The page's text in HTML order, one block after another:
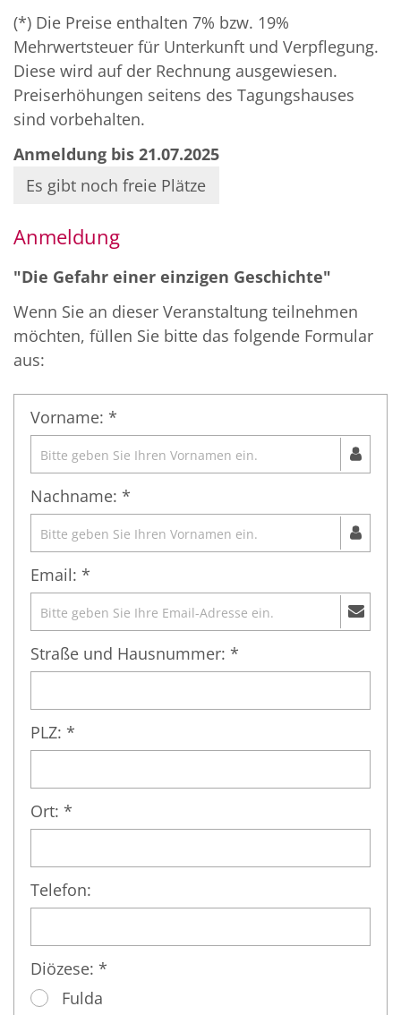
(*) Die Preise enthalten 7% bzw. 19%
Mehrwertsteuer für Unterkunft und Verpflegung.
Diese wird auf der Rechnung ausgewiesen.
Preiserhöhungen seitens des Tagungshauses
sind vorbehalten.
Anmeldung bis 21.07.2025
Es gibt noch freie Plätze
Anmeldung
"Die Gefahr einer einzigen Geschichte"
Wenn Sie an dieser Veranstaltung teilnehmen
möchten, füllen Sie bitte das folgende Formular
aus:
Vorname: *
Nachname: *
Email: *
Straße und Hausnummer: *
PLZ: *
Ort: *
Telefon:
Diözese: *
Fulda